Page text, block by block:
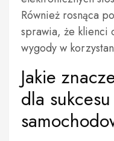
Również rosnąca
sprawia, że klienci
wygody w
Jakie
dla